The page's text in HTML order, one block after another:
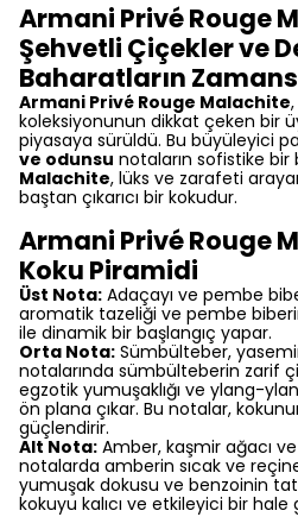
Armani Privé Rouge
Şehvetli Çiçekler ve
Baharatların
Armani Privé Rouge Malachite
koleksiyonunun dikkat çeken bir
piyasaya sürüldü. Bu büyüleyici
ve odunsu notaların sofistike bir
Malachite, lüks ve zarafeti
baştan çıkarıcı bir kokudur.
Armani Privé Rouge
Koku Piramidi
Üst Nota: Adaçayı ve pembe
aromatik tazeliği ve pembe
ile dinamik bir başlangıç yapar.
Orta Nota: Sümbülteber,
notalarında sümbülteberin zarif
egzotik yumuşaklığı ve ylang-
ön plana çıkar. Bu notalar,
güçlendirir.
Alt Nota: Amber, kaşmir ağacı
notalarda amberin sıcak ve
yumuşak dokusu ve benzoinin
kokuyu kalıcı ve etkileyici bir hale